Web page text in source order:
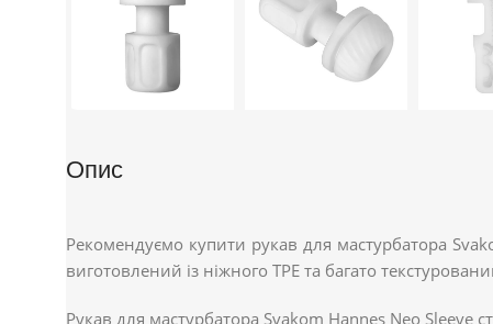
Опис
Рекомендуємо купити рукав для мастурбатора
виготовлений із ніжного TPE та багато
Рукав для мастурбатора Svakom Hannes Neo Sleeve